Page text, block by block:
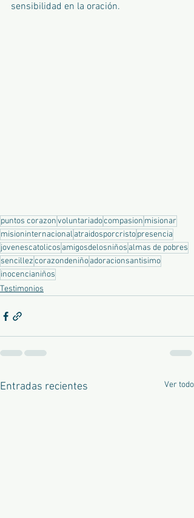
sensibilidad en la oración.
puntos corazonvoluntariadocompasion misionar
misioninternacional atraidosporcristopresencia
jovenescatolicos amigosdelosniños almas de pobres
sencillezcorazondeniñoadoracionsantisimo
inocencianiños
Testimonios
Entradas recientes Ver todo